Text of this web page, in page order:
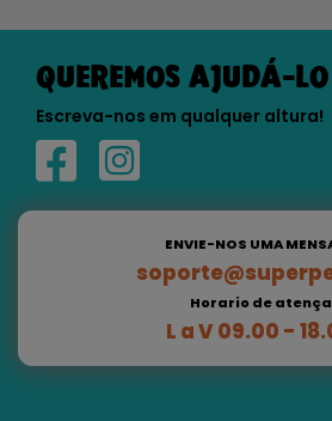
QUEREMOS AJUDÁ-LO
Escreva-nos em qualquer altura!
ENVIE-NOS UMA
Horario de
L a V 09.00 -